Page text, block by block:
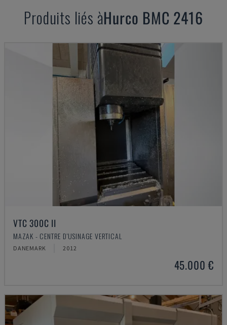
Produits liés àHurco BMC 2416
VTC 300C II
MAZAK - CENTRE D'USINAGE VERTICAL
DANEMARK 2012
45.000 €